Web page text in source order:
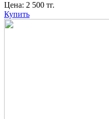
Цена: 2 500 тг.
Купить